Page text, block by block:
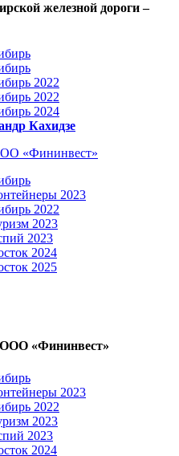
железной дороги –
2022
2022
2024
Кахидзе
«Фининвест»
2023
2022
2023
2023
2024
2025
ООО «Фининвест»
2023
2022
2023
2023
2024